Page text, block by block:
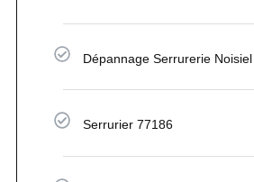
Dépannage Serrurerie Noisiel
Serrurier 77186